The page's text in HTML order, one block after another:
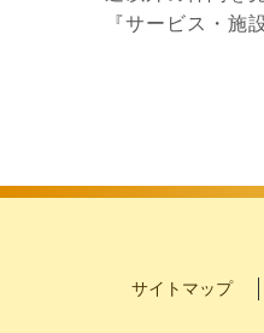
『サービス・施
サイトマップ